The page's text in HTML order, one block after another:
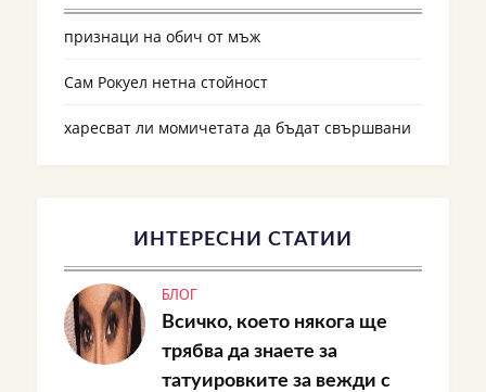
признаци на обич от мъж
Сам Рокуел нетна стойност
харесват ли момичетата да бъдат свършвани
ИНТЕРЕСНИ СТАТИИ
БЛОГ
Всичко, което някога ще
трябва да знаете за
татуировките за вежди с